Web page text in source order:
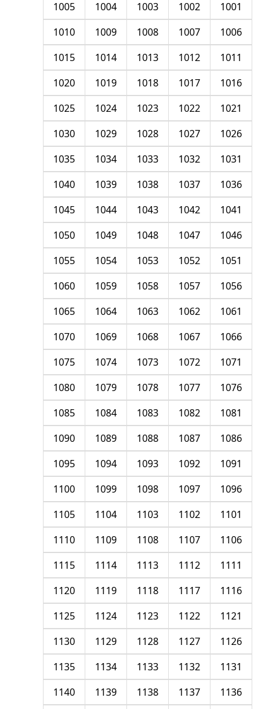
1001
1002
1003
1004
1005
1006
1007
1008
1009
1010
1011
1012
1013
1014
1015
1016
1017
1018
1019
1020
1021
1022
1023
1024
1025
1026
1027
1028
1029
1030
1031
1032
1033
1034
1035
1036
1037
1038
1039
1040
1041
1042
1043
1044
1045
1046
1047
1048
1049
1050
1051
1052
1053
1054
1055
1056
1057
1058
1059
1060
1061
1062
1063
1064
1065
1066
1067
1068
1069
1070
1071
1072
1073
1074
1075
1076
1077
1078
1079
1080
1081
1082
1083
1084
1085
1086
1087
1088
1089
1090
1091
1092
1093
1094
1095
1096
1097
1098
1099
1100
1101
1102
1103
1104
1105
1106
1107
1108
1109
1110
1111
1112
1113
1114
1115
1116
1117
1118
1119
1120
1121
1122
1123
1124
1125
1126
1127
1128
1129
1130
1131
1132
1133
1134
1135
1136
1137
1138
1139
1140